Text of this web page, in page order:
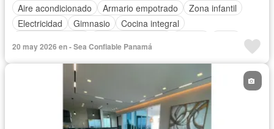
Aire acondicionado
Armario empotrado
Zona infantil
Electricidad
Gimnasio
Cocina integral
20 may 2026 en - Sea Confiable Panamá